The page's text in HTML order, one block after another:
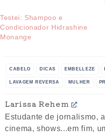
Testei: Shampoo e
Condicionador Hidrashine
Monange
CABELO DICAS EMBELLEZE
LAVAGEM REVERSA MULHER
Larissa Rehem
Estudante de jornalismo,
cinema, shows...em fim,